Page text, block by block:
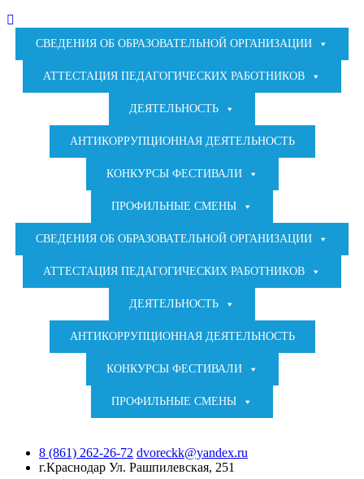
СВЕДЕНИЯ ОБ ОБРАЗОВАТЕЛЬНОЙ ОРГАНИЗАЦИИ
АТТЕСТАЦИЯ ПЕДАГОГИЧЕСКИХ РАБОТНИКОВ
ДЕЯТЕЛЬНОСТЬ
АНТИКОРРУПЦИОННАЯ ДЕЯТЕЛЬНОСТЬ
КОНКУРСЫ ФЕСТИВАЛИ
ПРОФИЛЬНЫЕ СМЕНЫ
СВЕДЕНИЯ ОБ ОБРАЗОВАТЕЛЬНОЙ ОРГАНИЗАЦИИ
АТТЕСТАЦИЯ ПЕДАГОГИЧЕСКИХ РАБОТНИКОВ
ДЕЯТЕЛЬНОСТЬ
АНТИКОРРУПЦИОННАЯ ДЕЯТЕЛЬНОСТЬ
КОНКУРСЫ ФЕСТИВАЛИ
ПРОФИЛЬНЫЕ СМЕНЫ
8 (861) 262-26-72 dvoreckk@yandex.ru
г.Краснодар Ул. Рашпилевская, 251